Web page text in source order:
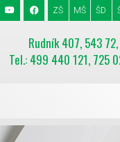
Rudník 407, 543
Tel.: 499 440 121, 725
ZŠ MŠ ŠD